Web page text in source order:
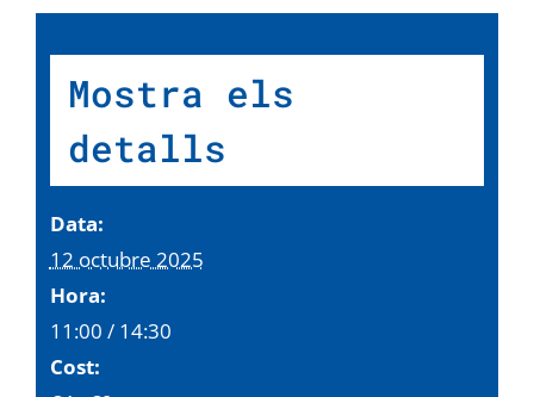
Mostra els
detalls
Data:
12 octubre 2025
Hora:
11:00 / 14:30
Cost: